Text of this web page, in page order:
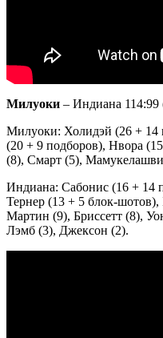
Милуоки – Индиана 114:99
Милуоки: Холидэй (26 + 14
(20 + 9 подборов), Нвора
(8), Смарт (5),
Индиана: Сабонис (16 + 14
Тернер (13 + 5 блок-шотов),
Мартин (9), Бриссетт (8),
Лэмб (3), Джексон (2).